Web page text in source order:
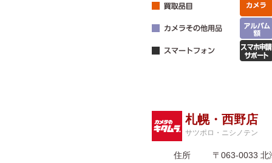
札幌・西野店
サツポロ・ニシノテン
住所 〒063-0033 北